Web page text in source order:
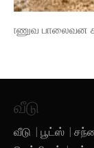
வீடு
வீடு | பூட்ஸ் |